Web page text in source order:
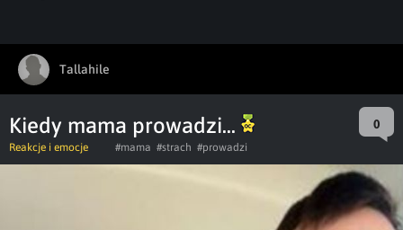
Tallahile
Kiedy mama prowadzi... 0
Reakcje i emocje #mama #strach #prowadzi